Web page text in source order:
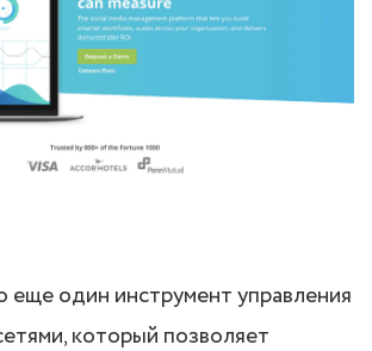
еще один инструмент управления
который позволяет